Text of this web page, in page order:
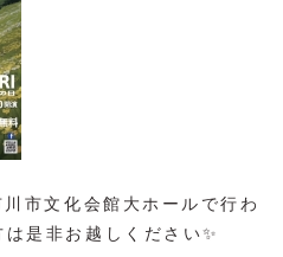
市文化会館大ホールで行わ
是非お越しください✨